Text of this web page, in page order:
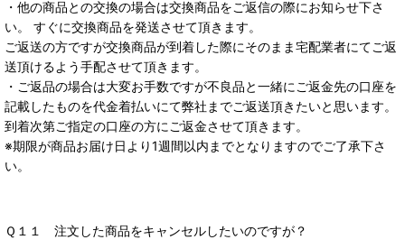
・他の商品との交換の場合は交換商品をご返信の際にお知らせ下さ
い。 すぐに交換商品を発送させて頂きます。
ご返送の方ですが交換商品が到着した際にそのまま宅配業者にてご返
送頂けるよう手配させて頂きます。
・ご返品の場合は大変お手数ですが不良品と一緒にご返金先の口座を
記載したものを代金着払いにて弊社までご返送頂きたいと思います。
到着次第ご指定の口座の方にご返金させて頂きます。
※期限が商品お届け日より1週間以内までとなりますのでご了承下さ
い。
Ｑ１１ 注文した商品をキャンセルしたいのですが？